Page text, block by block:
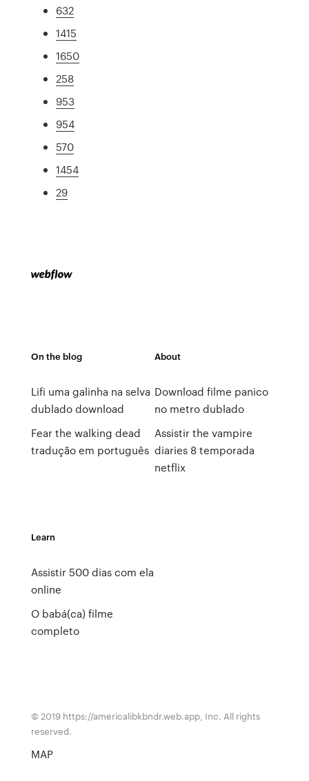
632
1415
1650
258
953
954
570
1454
29
On the blog
Lifi uma galinha na selva
dublado download
Fear the walking dead
tradução em português
About
Download filme panico
no metro dublado
Assistir the vampire
diaries 8 temporada
netflix
Learn
Assistir 500 dias com ela
online
O babá(ca) filme
completo
© 2019 https://americalibkbndr.web.app, Inc. All rights
reserved.
MAP